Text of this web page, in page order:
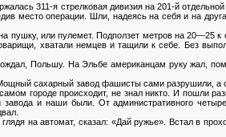
311-я стрелковая дивизия на 201-й
место операции. Шли, надеясь на себя и на
пушку, или пулемет. Подползет метров на 20—25 к
хватали немцев и тащили к себе. Без
Польшу. На Эльбе американцам руку жал,
сахарный завод фашисты сами разрушили, а
городе происходит, не знал никто. И пошли
и наши были. От административного
на автомат, сказал: «Дай ружье». Встал в